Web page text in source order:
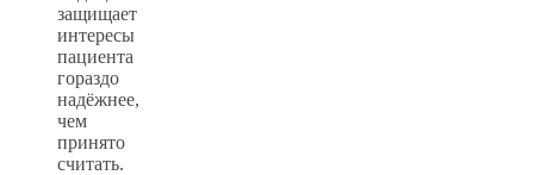
защищает
интересы
пациента
гораздо
надёжнее,
чем
принято
считать.